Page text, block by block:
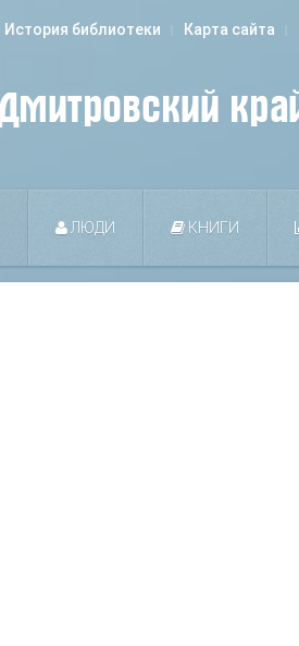
История библиотеки Карта сайта
ЛЮДИ КНИГИ